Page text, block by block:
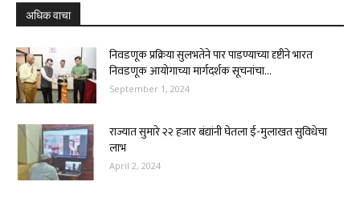
अधिक वाचा
निवडणूक प्रक्रिया सुलभतेने पार पाडण्याच्या दृष्टीने भारत
निवडणूक आयोगाच्या मार्गदर्शक सूचनांचा...
September 1, 2024
राज्यात सुमारे २२ हजार बंद्यांनी घेतला ई-मुलाखत सुविधेचा
लाभ
April 2, 2024